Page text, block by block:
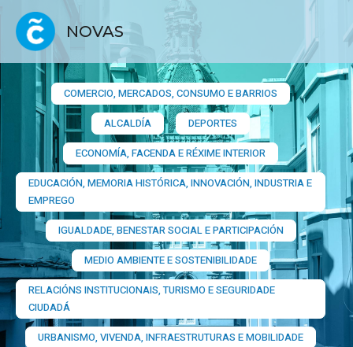
NOVAS
COMERCIO, MERCADOS, CONSUMO E BARRIOS​
ALCALDÍA
DEPORTES
ECONOMÍA, FACENDA E RÉXIME INTERIOR
EDUCACIÓN, MEMORIA HISTÓRICA, INNOVACIÓN, INDUSTRIA E
EMPREGO
IGUALDADE, BENESTAR SOCIAL E PARTICIPACIÓN
MEDIO AMBIENTE E SOSTENIBILIDADE
RELACIÓNS INSTITUCIONAIS, TURISMO E SEGURIDADE
CIUDADÁ
URBANISMO, VIVENDA, INFRAESTRUTURAS E MOBILIDADE